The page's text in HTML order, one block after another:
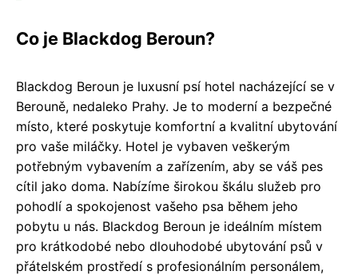
Co je Blackdog Beroun?
Blackdog Beroun je luxusní psí hotel nacházející se v
Berouně, nedaleko Prahy. Je to moderní a bezpečné
místo, které poskytuje komfortní a kvalitní ubytování
pro vaše miláčky. Hotel je vybaven veškerým
potřebným vybavením a zařízením, aby se váš pes
cítil jako doma. Nabízíme širokou škálu služeb pro
pohodlí a spokojenost vašeho psa během jeho
pobytu u nás. Blackdog Beroun je ideálním místem
pro krátkodobé nebo dlouhodobé ubytování psů v
přátelském prostředí s profesionálním personálem,